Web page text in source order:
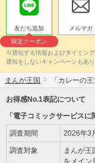
友だち追加
限定クーポン
メルマガ
※通知する情報およびタイミン
通知をしないキャンペーンもあ
まんが王国 「カレーの
お得感No.1表記について
「電子コミックサービスに
調査期間 2026年3
調査対象
まんが王
をメイン